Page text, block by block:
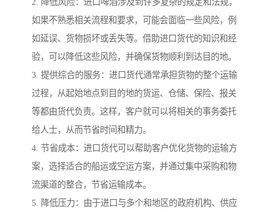
如果不熟悉相关流程和要求，可能会面临一些风险，例
如延误、货物损坏或丢失等。借助进口货代的知识和经
验，可以降低这些风险，并确保货物顺利到达目的地。
3. 提供综合的服务：进口货代通常承担货物的整个运输
过程，从起始地点到目的地的货运、仓储、保险、报关
等都由货代负责。这样，客户就可以将相关的事务委托
给人士，从而节省时间和精力。
4. 节省成本：进口货代可以帮助客户优化货物的运输方
案，选择适合的船运或空运方案，并通过集中采购和物
流渠道的整合，节省运输成本。
5. 降低压力：由于进口与多个和地区的政府机构、供应